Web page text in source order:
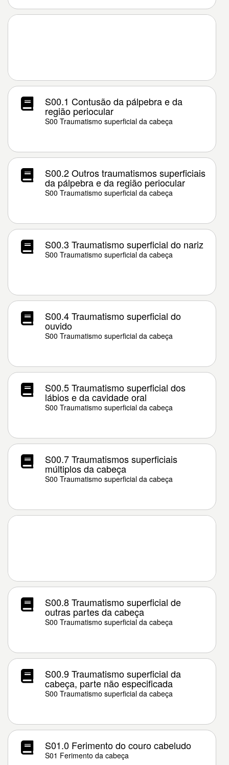
S00.1 Contusão da pálpebra e da
região periocular
S00 Traumatismo superficial da cabeça
S00.2 Outros traumatismos superficiais
da pálpebra e da região periocular
S00 Traumatismo superficial da cabeça
S00.3 Traumatismo superficial do nariz
S00 Traumatismo superficial da cabeça
S00.4 Traumatismo superficial do
ouvido
S00 Traumatismo superficial da cabeça
S00.5 Traumatismo superficial dos
lábios e da cavidade oral
S00 Traumatismo superficial da cabeça
S00.7 Traumatismos superficiais
múltiplos da cabeça
S00 Traumatismo superficial da cabeça
S00.8 Traumatismo superficial de
outras partes da cabeça
S00 Traumatismo superficial da cabeça
S00.9 Traumatismo superficial da
cabeça, parte não especificada
S00 Traumatismo superficial da cabeça
S01.0 Ferimento do couro cabeludo
S01 Ferimento da cabeça